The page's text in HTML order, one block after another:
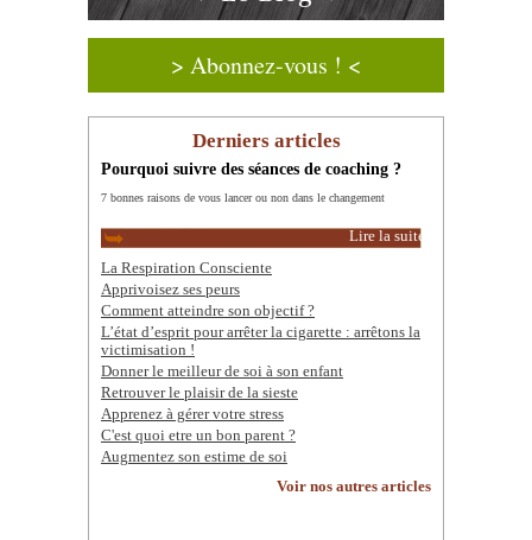
> Abonnez-vous ! <
Derniers articles
Pourquoi suivre des séances de coaching ?
7 bonnes raisons de vous lancer ou non dans le changement
Lire la suite
La Respiration Consciente
Apprivoisez ses peurs
Comment atteindre son objectif ?
L’état d’esprit pour arrêter la cigarette : arrêtons la
victimisation !
Donner le meilleur de soi à son enfant
Retrouver le plaisir de la sieste
Apprenez à gérer votre stress
C'est quoi etre un bon parent ?
Augmentez son estime de soi
Voir nos autres articles